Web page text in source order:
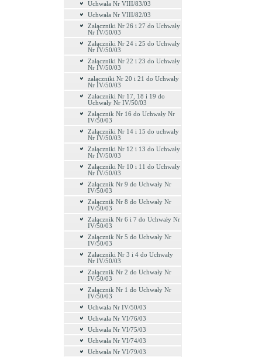
Uchwała Nr VIII/83/03
Uchwała Nr VIII/82/03
Załączniki Nr 26 i 27 do Uchwały
Nr IV/50/03
Załączniki Nr 24 i 25 do Uchwały
Nr IV/50/03
Załączniki Nr 22 i 23 do Uchwały
Nr IV/50/03
załączniki Nr 20 i 21 do Uchwały
Nr IV/50/03
Załaczniki Nr 17, 18 i 19 do
Uchwały Nr IV/50/03
Załącznik Nr 16 do Uchwały Nr
IV/50/03
Załączniki Nr 14 i 15 do uchwały
Nr IV/50/03
Załączniki Nr 12 i 13 do Uchwały
Nr IV/50/03
Załączniki Nr 10 i 11 do Uchwały
Nr IV/50/03
Załącznik Nr 9 do Uchwały Nr
IV/50/03
Załącznik Nr 8 do Uchwały Nr
IV/50/03
Załącznik Nr 6 i 7 do Uchwały Nr
IV/50/03
Załącznik Nr 5 do Uchwały Nr
IV/50/03
Załaczniki Nr 3 i 4 do Uchwały
Nr IV/50/03
Załącznik Nr 2 do Uchwały Nr
IV/50/03
Załącznik Nr 1 do Uchwały Nr
IV/50/03
Uchwała Nr IV/50/03
Uchwała Nr VI/76/03
Uchwała Nr VI/75/03
Uchwała Nr VI/74/03
Uchwała Nr VI/79/03